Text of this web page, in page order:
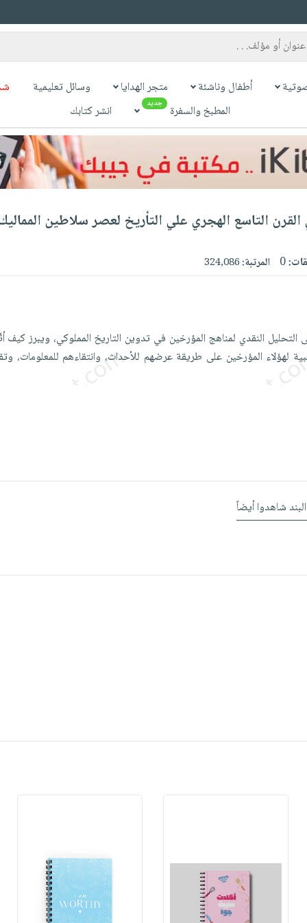
أطفال وناشئة متجر الهدايا وسائل تعليمية
المطبخ والسفرة
جديد انشر كتابك
التاسع الهجري علي التأريخ لعصر سلاطين
0 المرتبة:324,086
التحليل النقدي لمناهج المؤرخين في تدوين التاريخ المملوكي، ويبرز كيف
لهؤلاء المؤرخين على طريقة عرضهم للأحداث، وانتقاءهم للمعلومات،
شاهدوا أيضاً